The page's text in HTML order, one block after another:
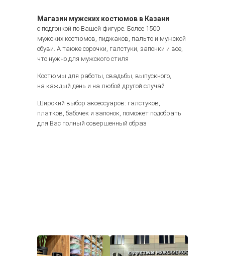
с подгонкой по Вашей фигуре. Более 1500
мужских костюмов, пиджаков, пальто и мужской
обуви. А также сорочки, галстуки, запонки и все,
что нужно для мужского стиля
Костюмы для работы, свадьбы, выпускного,
на каждый день и на любой другой случай
Широкий выбор аксессуаров: галстуков,
платков, бабочек и запонок, поможет подобрать
для Вас полный совершенный образ
Магазин мужских костюмов в Казани